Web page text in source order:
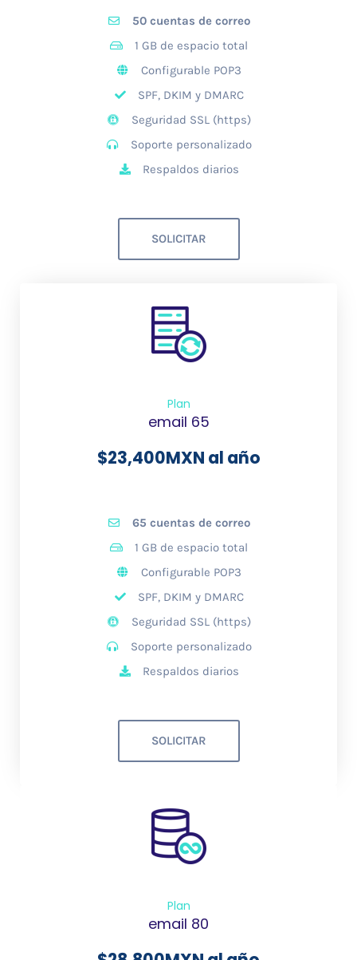
50 cuentas de correo
1 GB de espacio total
Configurable POP3
SPF, DKIM y DMARC
Seguridad SSL (https)
Soporte personalizado
Respaldos diarios
SOLICITAR
Plan
email 65
$23,400MXN al año
65 cuentas de correo
1 GB de espacio total
Configurable POP3
SPF, DKIM y DMARC
Seguridad SSL (https)
Soporte personalizado
Respaldos diarios
SOLICITAR
Plan
email 80